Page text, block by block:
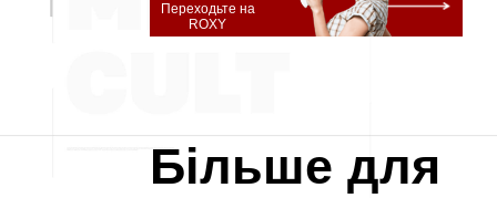
Переходьте на
ROXY
Більше для